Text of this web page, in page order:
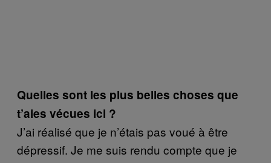
Quelles sont les plus belles choses que
t’aies vécues ici ?
J’ai réalisé que je n’étais pas voué à être
dépressif. Je me suis rendu compte que je